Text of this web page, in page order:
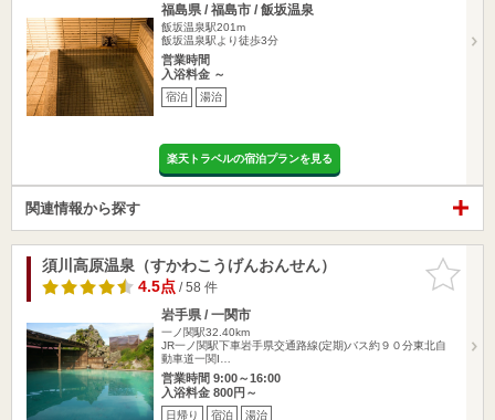
福島県 / 福島市 / 飯坂温泉
飯坂温泉駅201m
飯坂温泉駅より徒歩3分
営業時間
入浴料金 ～
宿泊 湯治
楽天トラベルの宿泊プランを見る
関連情報から探す
お気に入
りに追加
須川高原温泉（すかわこうげんおんせん）
4.5点/ 58 件
岩手県 / 一関市
一ノ関駅32.40km
JR一ノ関駅下車岩手県交通路線(定期)バス約９０分東北自
動車道一関I…
営業時間 9:00～16:00
入浴料金 800円～
日帰り 宿泊 湯治